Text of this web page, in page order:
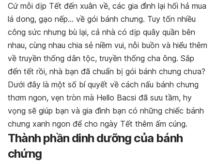
Cứ mỗi dịp Tết đến xuân về, các gia đình lại hối hả mua
lá dong, gạo nếp… về gói bánh chưng. Tuy tốn nhiều
công sức nhưng bù lại, cả nhà có dịp quây quần bên
nhau, cùng nhau chia sẻ niềm vui, nỗi buồn và hiểu thêm
về truyền thống dân tộc, truyền thống cha ông. Sắp
đến tết rồi, nhà bạn đã chuẩn bị gói bánh chưng chưa?
Dưới đây là một số bí quyết về cách nấu bánh chưng
thơm ngon, vẹn tròn mà Hello Bacsi đã sưu tầm, hy
vọng sẽ giúp bạn và gia đình bạn có những chiếc bánh
chưng xanh ngon để cho ngày Tết thêm ấm cúng.
Thành phần dinh dưỡng của bánh
chứng